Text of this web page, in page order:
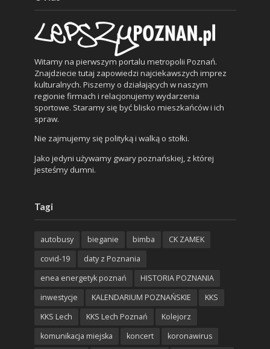
Witamy na pierwszym portalu metropolii Poznań.
Znajdziecie tutaj zapowiedzi najciekawszych imprez
kulturalnych. Piszemy o działających w naszym
regionie firmach i relacjonujemy wydarzenia
sportowe. Staramy się być blisko mieszkańców i ich
spraw.
Nie zajmujemy się polityką i walką o stołki.
Jako jedyni używamy gwary poznańskiej, z której
jesteśmy dumni.
Tagi
autobusy bieganie bimba
CK ZAMEK
covid-19
daty z Poznania
enea energetyk poznań
HISTORIA POZNANIA
inwestycje
KALENDARIUM POZNAŃSKIE
KKS
KKS Lech
KKS Lech Poznań
Kolejorz
komunikacja miejska
koncert
koronawirus